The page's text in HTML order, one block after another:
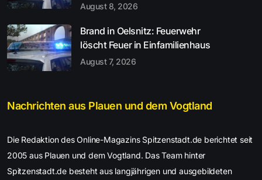
August 8, 2026
Brand in Oelsnitz: Feuerwehr
löscht Feuer in Einfamilienhaus
August 7, 2026
Nachrichten aus Plauen und dem Vogtland
Die Redaktion des Online-Magazins Spitzenstadt.de berichtet seit
2005 aus Plauen und dem Vogtland. Das Team hinter
Spitzenstadt.de besteht aus langjährigen und ausgebildeten